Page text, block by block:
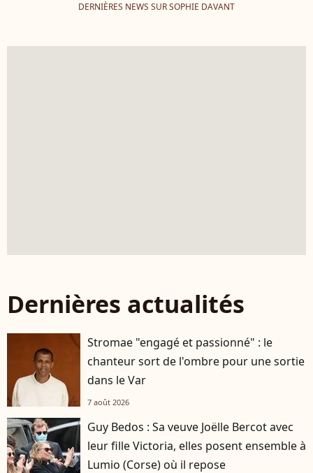
DERNIÈRES NEWS SUR SOPHIE DAVANT
Dernières actualités
Stromae "engagé et passionné" : le
chanteur sort de l'ombre pour une sortie
dans le Var
7 août 2026
Guy Bedos : Sa veuve Joëlle Bercot avec
leur fille Victoria, elles posent ensemble à
Lumio (Corse) où il repose